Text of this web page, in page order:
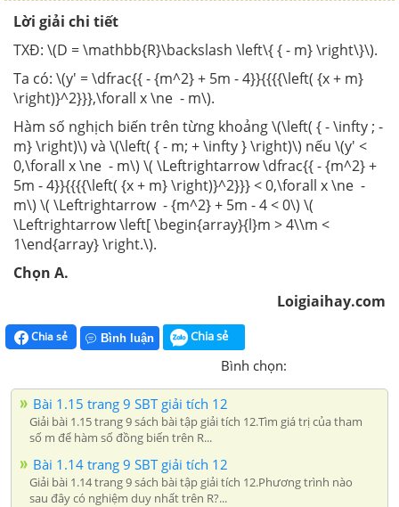
Lời giải chi tiết
TXĐ: \(D = \mathbb{R}\backslash \left\{ { - m} \right\}\).
Ta có: \(y' = \dfrac{{ - {m^2} + 5m - 4}}{{{{\left( {x + m}
\right)}^2}}},\forall x \ne - m\).
Hàm số nghịch biến trên từng khoảng \(\left( { - \infty ; -
m} \right)\) và \(\left( { - m; + \infty } \right)\) nếu \(y' <
0,\forall x \ne - m\) \( \Leftrightarrow \dfrac{{ - {m^2} +
5m - 4}}{{{{\left( {x + m} \right)}^2}}} < 0,\forall x \ne -
m\) \( \Leftrightarrow - {m^2} + 5m - 4 < 0\) \(
\Leftrightarrow \left[ \begin{array}{l}m > 4\\m <
1\end{array} \right.\).
Chọn A.
Loigiaihay.com
Chia sẻ Bình luận Chia sẻ
Bình chọn:
Bài 1.15 trang 9 SBT giải tích 12
Giải bài 1.15 trang 9 sách bài tập giải tích 12.Tìm giá trị của tham
số m để hàm số đồng biến trên R...
Bài 1.14 trang 9 SBT giải tích 12
Giải bài 1.14 trang 9 sách bài tập giải tích 12.Phương trình nào
sau đây có nghiệm duy nhất trên R?...